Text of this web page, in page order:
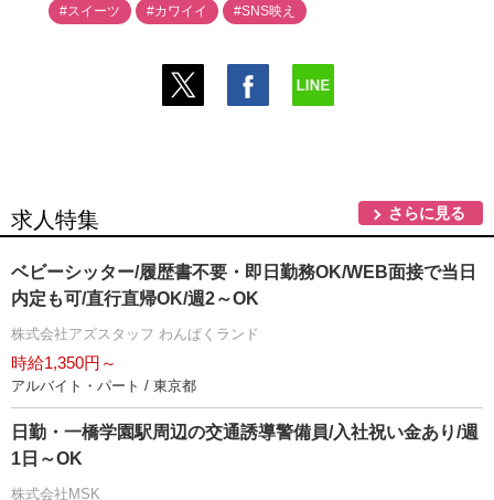
#スイーツ #カワイイ #SNS映え
求人特集 さらに見る
ベビーシッター/履歴書不要・即日勤務OK/WEB面接で当日
内定も可/直行直帰OK/週2～OK
株式会社アズスタッフ わんぱくランド
時給1,350円～
アルバイト・パート / 東京都
日勤・一橋学園駅周辺の交通誘導警備員/入社祝い金あり/週
1日～OK
株式会社MSK